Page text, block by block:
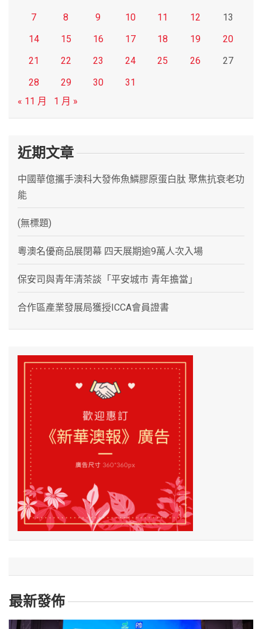
7
8 9 10 11 12
13
14
15 16 17 18 19
20
21
22 23 24 25 26
27
28
29 30
31
« 11 月
1 月 »
近期文章
中國華億攜手澳科大發佈魚鱗膠原蛋白肽 聚焦抗衰老功
能
(無標題)
粵澳名優商品展閉幕 四天展期逾9萬人次入場
保安司與青年清茶談「平安城市 青年擔當」
合作區產業發展局獲授ICCA會員證書
最新發佈